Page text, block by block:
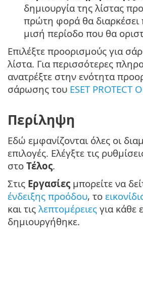
δημιουργία της λίστας
πρώτη φορά θα διαρκέσει
μισή περίοδο που θα
Επιλέξτε προορισμούς για
λίστα. Για περισσότερες
ανατρέξτε στην ενότητα
σάρωσης του ESET PROTECT
Περίληψη
Εδώ εμφανίζονται όλες οι
επιλογές. Ελέγξτε τις
στο Τέλος.
Στις Εργασίες μπορείτε να
ένδειξης προόδου, το
και τις λεπτομέρειες για κάθε
δημιουργήθηκε.